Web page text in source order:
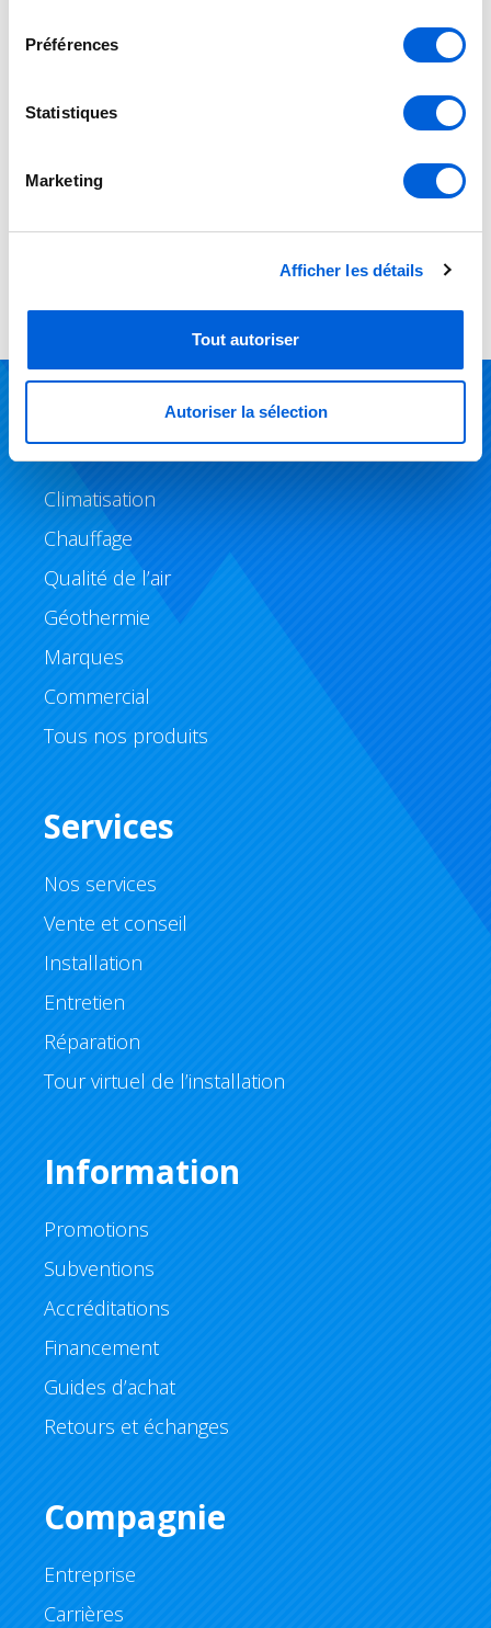
Préférences
Statistiques
Marketing
Afficher les détails
Tout autoriser
Autoriser la sélection
toutes les marques
.
Nous honorons toutes les garanties des
Produits
Climatisation
Chauffage
Qualité de l’air
Géothermie
Marques
Commercial
Tous nos produits
Services
Nos services
Vente et conseil
Installation
Entretien
Réparation
Tour virtuel de l’installation
Information
Promotions
Subventions
Accréditations
Financement
Guides d’achat
Retours et échanges
Compagnie
Entreprise
Carrières